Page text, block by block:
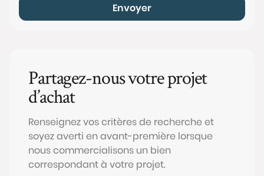
Envoyer
Partagez-nous votre projet
d’achat
Renseignez vos critères de recherche et
soyez averti en avant-première lorsque
nous commercialisons un bien
correspondant à votre projet.